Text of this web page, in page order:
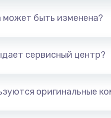
быть изменена?
сервисный центр?
оригинальные